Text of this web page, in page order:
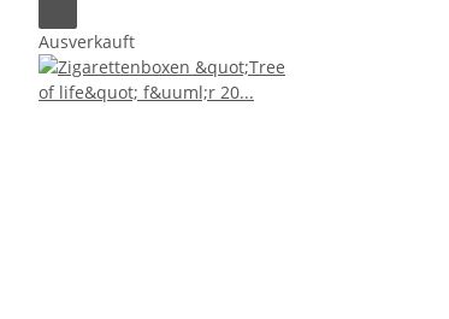
Ausverkauft